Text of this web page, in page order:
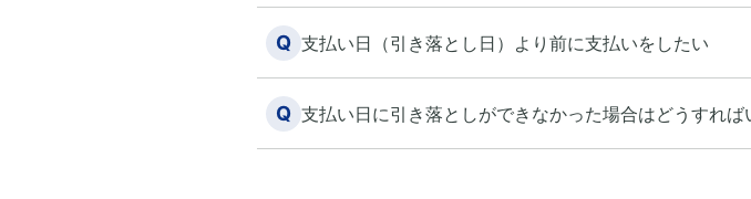
Q 支払い日（引き落とし日）より前に支払いをしたい
Q 支払い日に引き落としができなかった場合はどうすれば